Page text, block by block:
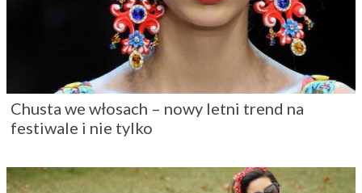
Chusta we włosach – nowy letni trend na
festiwale i nie tylko